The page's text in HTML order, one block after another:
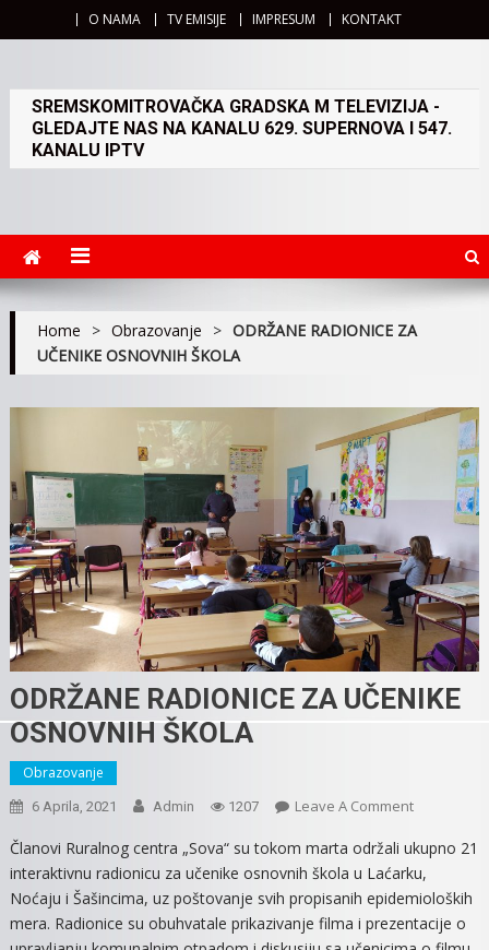
O NAMA TV EMISIJE IMPRESUM KONTAKT
SREMSKOMITROVAČKA GRADSKA M TELEVIZIJA -
GLEDAJTE NAS NA KANALU 629. SUPERNOVA I 547.
KANALU IPTV
Home > Obrazovanje > ODRŽANE RADIONICE ZA
UČENIKE OSNOVNIH ŠKOLA
ODRŽANE RADIONICE ZA UČENIKE
OSNOVNIH ŠKOLA
Obrazovanje
6 Aprila, 2021 Admin 1207 Leave A CommentOn
RADIONICE
ZA
UČENIKE
OSNOVNIH
Članovi Ruralnog centra „Sova“ su tokom marta održali ukupno 21
interaktivnu radionicu za učenike osnovnih škola u Laćarku,
Noćaju i Šašincima, uz poštovanje svih propisanih epidemioloških
mera. Radionice su obuhvatale prikazivanje filma i prezentacije o